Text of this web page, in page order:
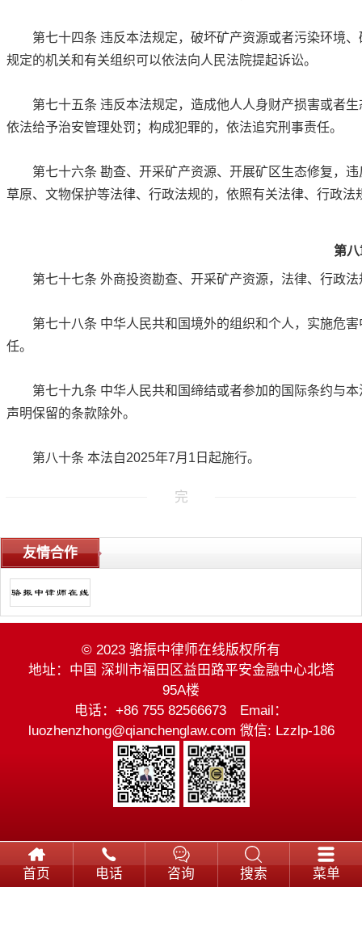
第七十四条 违反本法规定，破坏矿产资源或者污染环境
规定的机关和有关组织可以依法向人民法院提起诉讼。
第七十五条 违反本法规定，造成他人人身财产损害或者
依法给予治安管理处罚；构成犯罪的，依法追究刑事责任。
第七十六条 勘查、开采矿产资源、开展矿区生态修复，
草原、文物保护等法律、行政法规的，依照有关法律、行政法
第
第七十七条 外商投资勘查、开采矿产资源，法律、行政
第七十八条 中华人民共和国境外的组织和个人，实施危
任。
第七十九条 中华人民共和国缔结或者参加的国际条约与
声明保留的条款除外。
第八十条 本法自2025年7月1日起施行。
完
友情合作
© 2023 骆振中律师在线版权所有
地址：中国 深圳市福田区益田路平安金融中心北塔
95A楼
电话：+86 755 82566673 Email：
luozhenzhong@qianchenglaw.com 微信: Lzzlp-186
首页 电话 咨询 搜索 菜单